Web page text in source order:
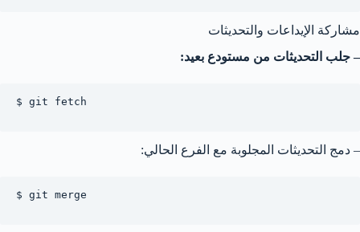
مشاركة الإيداعات والتحديثات
– جلب التحديثات من مستودع بعيد:
$ git fetch
– دمج التحديثات المجلوبة مع الفرع الحالي:
$ git merge